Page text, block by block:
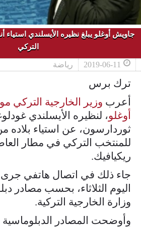
جاويش أوغلو يبلغ نظيره الأيسلندي استياء
التركي
2019-06-11 رياضة
ترك برس
أعرب وزير الخارجية التركي
أوغلو، لنظيره الأيسلندي
ثوردارسون، عن استياء بلاده
للمنتخب التركي في مطار
ريكيافيك.
جاء ذلك في اتصال هاتفي جرى
اليوم الثلاثاء، بحسب مصادر
وزارة الخارجية التركية.
وأوضحت المصادر